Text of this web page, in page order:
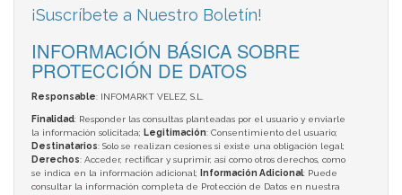
¡Suscríbete a Nuestro Boletín!
INFORMACIÓN BÁSICA SOBRE
PROTECCIÓN DE DATOS
Responsable: INFOMARKT VELEZ, S.L.
Finalidad: Responder las consultas planteadas por el usuario y enviarle
la información solicitada; Legitimación: Consentimiento del usuario;
Destinatarios: Solo se realizan cesiones si existe una obligación legal;
Derechos: Acceder, rectificar y suprimir, así como otros derechos, como
se indica en la información adicional;
Información Adicional: Puede
consultar la información completa de Protección de Datos en nuestra